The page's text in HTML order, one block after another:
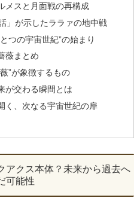
メスと月面戦の再構成
」が示したララァの地中戦
つの宇宙世紀”の始まり
薇まとめ
”が象徴するもの
が交わる瞬間とは
く、次なる宇宙世紀の扉
アクス本体？未来から過去へ
可能性